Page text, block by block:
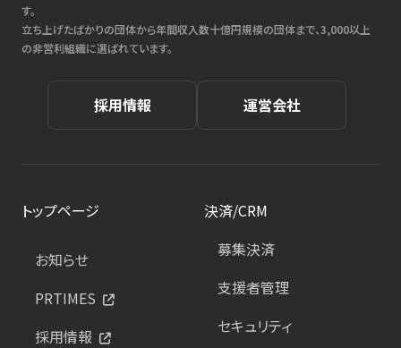
す。
立ち上げたばかりの団体から年間収入数十億円規模の団体まで、3,000以上
の非営利組織に選ばれています。
採用情報 運営会社
トップページ
お知らせ
PRTIMES
採用情報
決済/CRM
募集決済
支援者管理
セキュリティ